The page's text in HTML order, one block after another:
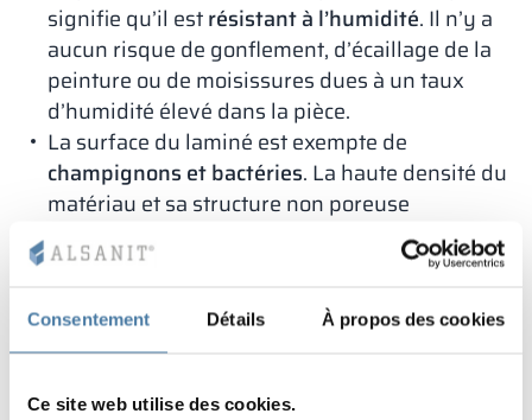
Consentement Détails À propos des cookies
Ce site web utilise des cookies.
signifie qu’il estrésistant à l’humidité. Il n’y a
aucun risque de gonflement, d’écaillage de la
peinture ou de moisissures dues à un taux
d’humidité élevé dans la pièce.
La surface du laminé est exempte de
champignons et bactéries. La haute densité du
matériau et sa structure non poreuse
empêchent le développement des micro-
organismes. Associée à sa résistance à
idéal pour divers types de piscines (piscines
sportives, parcs aquatiques, hôtels,
sanatoriums, etc.) et autres